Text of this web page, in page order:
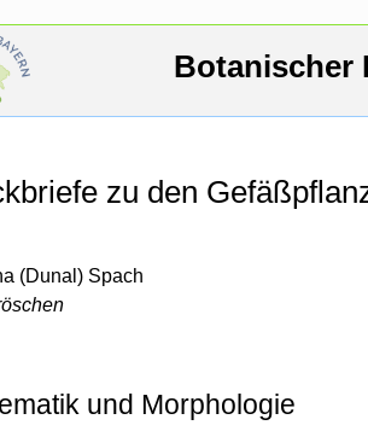
Botanischer
zu den
(Dunal) Spach
und Morphologie